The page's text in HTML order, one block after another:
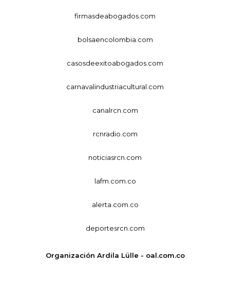
firmasdeabogados.com
bolsaencolombia.com
casosdeexitoabogados.com
carnavalindustriacultural.com
canalrcn.com
rcnradio.com
noticiasrcn.com
lafm.com.co
alerta.com.co
deportesrcn.com
Organización Ardila Lülle - oal.com.co